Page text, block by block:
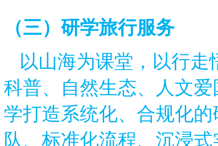
（三）研学旅行服务
以山海为课堂，以行
科普、自然生态、人文
学打造系统化、合规化
队、标准化流程、沉浸